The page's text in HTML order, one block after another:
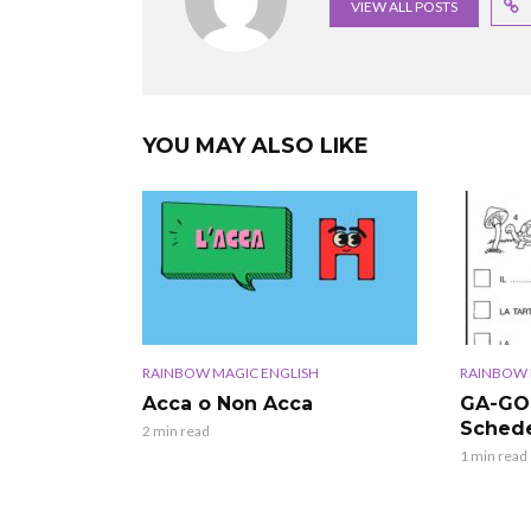
VIEW ALL POSTS
YOU MAY ALSO LIKE
RAINBOW MAGIC ENGLISH
Acca o Non Acca
2 min read
RAINBOW
GA-
1 min read